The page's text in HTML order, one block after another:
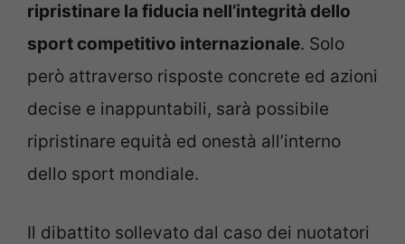
ripristinare la fiducia nell’integrità dello
sport competitivo internazionale. Solo
però attraverso risposte concrete ed azioni
decise e inappuntabili, sarà possibile
ripristinare equità ed onestà all’interno
dello sport mondiale.
Il dibattito sollevato dal caso dei nuotatori